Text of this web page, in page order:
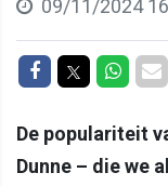
09/11/2024
Delen opDelen op
De populariteit
Dunne – die we